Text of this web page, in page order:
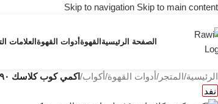
Skip to navigation Skip to main content
الصفحة الرئيسية القهوة أدوات القهوة العلامات
الرئيسية/المتجر /أدوات القهوة/أكواب/اكمي كوب كلاسك ١٩٠ ملي اسود
نفد